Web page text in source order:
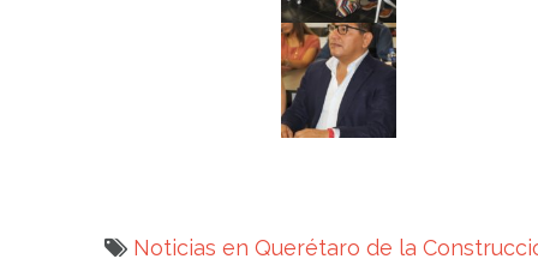
Noticias en Querétaro de la